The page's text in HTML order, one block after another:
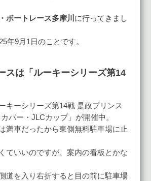
ボートレース多摩川 に行ってきまし
年9月1日のことです。
スは「ルーキーシリーズ第14
キーシリーズ第14戦 是政プリンス
パー・JLCカップ」が開催中。
満車だったから東側無料駐車場に止
ていいのですが、案内の看板とかな
道を入り右折すると目の前に駐車場